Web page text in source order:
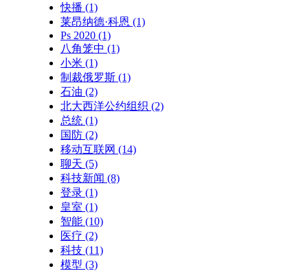
快播 (1)
莱昂纳德·科恩 (1)
Ps 2020 (1)
八角笼中 (1)
小米 (1)
制裁俄罗斯 (1)
石油 (2)
北大西洋公约组织 (2)
总统 (1)
国防 (2)
移动互联网 (14)
聊天 (5)
科技新闻 (8)
登录 (1)
皇室 (1)
智能 (10)
医疗 (2)
科技 (11)
模型 (3)